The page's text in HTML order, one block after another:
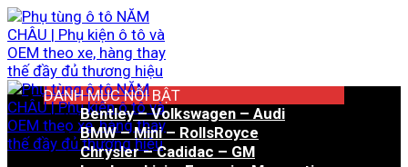
Bỏ
qua
nội
dung
DANH MỤC NỔI BẬT
Bentley – Volkswagen – Audi
BMW – Mini – RollsRoyce
Chrysler – Cadidac – GM